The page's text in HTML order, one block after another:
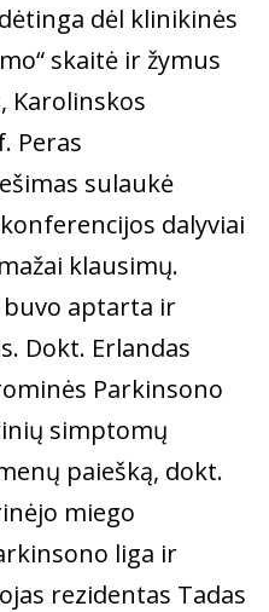
dėl klinikinės
skaitė ir žymus
Karolinskos
Peras
sulaukė
dalyviai
klausimų.
buvo aptarta ir
Dokt. Erlandas
Parkinsono
simptomų
paiešką, dokt.
miego
liga ir
rezidentas Tadas